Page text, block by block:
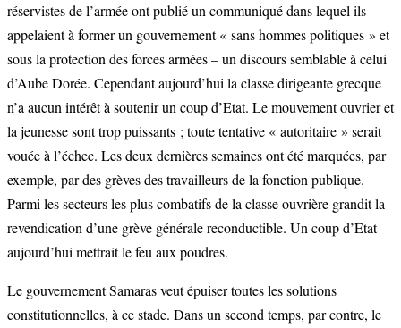
réservistes de l’armée ont publié un communiqué dans lequel ils
appelaient à former un gouvernement « sans hommes politiques » et
sous la protection des forces armées – un discours semblable à celui
d’Aube Dorée. Cependant aujourd’hui la classe dirigeante grecque
n’a aucun intérêt à soutenir un coup d’Etat. Le mouvement ouvrier et
la jeunesse sont trop puissants ; toute tentative « autoritaire » serait
vouée à l’échec. Les deux dernières semaines ont été marquées, par
exemple, par des grèves des travailleurs de la fonction publique.
Parmi les secteurs les plus combatifs de la classe ouvrière grandit la
revendication d’une grève générale reconductible. Un coup d’Etat
aujourd’hui mettrait le feu aux poudres.
Le gouvernement Samaras veut épuiser toutes les solutions
constitutionnelles, à ce stade. Dans un second temps, par contre, le